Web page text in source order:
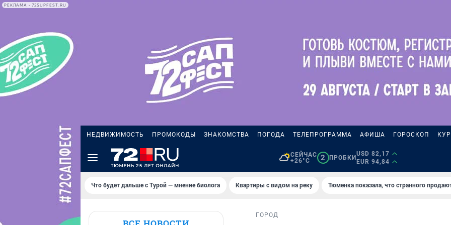
РЕКЛАМА • 72SUPFEST.RU
НЕДВИЖИМОСТЬ ПРОМОКОДЫ ЗНАКОМСТВА ПОГОДА ТЕЛЕПРОГРАММА АФИША ГОРОСКОП
СЕЙЧАС
+26°C
2 ПРОБКИ
USD 82,17
EUR 94,84
Что будет дальше с Турой — мнение биолога Квартиры с видом на реку Тюменка показала, что странного
ГОРОД